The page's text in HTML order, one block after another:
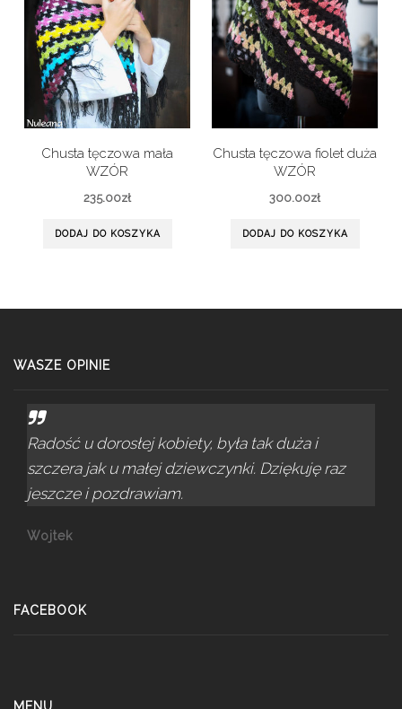
Chusta tęczowa mała
WZÓR
235.00zł
DODAJ DO KOSZYKA
Chusta tęczowa fiolet duża
WZÓR
300.00zł
DODAJ DO KOSZYKA
WASZE OPINIE
Radość u dorosłej kobiety, była tak duża i
szczera jak u małej dziewczynki. Dziękuję raz
jeszcze i pozdrawiam.
Wojtek
FACEBOOK